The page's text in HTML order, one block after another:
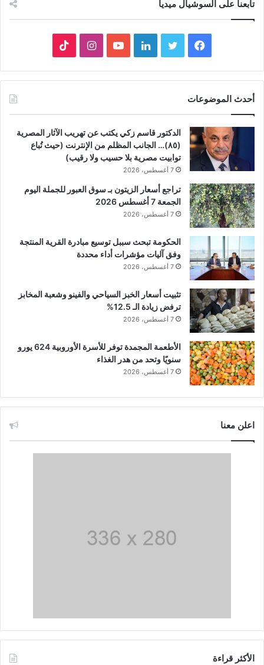
تابعنا على السوشيال ميديا
فيسبوك تويتر لينكدإنيوتيوبانستقرام
أحدث الموضوعات
الدكتور قاسم زكي يكتب عن تهريب الآثار المصرية
(٨٥)… الجانب المظلم من الإنترنت (حيث تُباع
توابيت مصرية بلا حسيب ولا رقيب)
7 أغسطس، 2026
تراجع أسعار الزيتون بـ سوق العبور للجملة اليوم
الجمعة 7 أغسطس 2026
7 أغسطس، 2026
الحكومة تبحث سببل توسيع مبادرة القرية المنتجة
وفق آليات مؤشرات أداء محددة
7 أغسطس، 2026
تثبيت أسعار الخبز السياحي والفينو وشعبة المخابز
ترفض زيادة الـ 12.5%
7 أغسطس، 2026
الأطعمة المجمدة توفر للأسرة الأوروبية 624 يورو
سنويًا وتحد من هدر الغذاء
7 أغسطس، 2026
اعلن معنا
الأكثر قراءة